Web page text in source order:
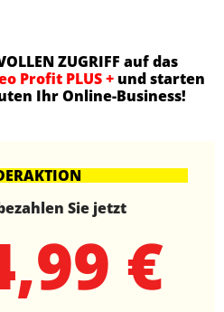
ZUGRIFF auf das
Profit PLUS + und starten
Ihr Online-Business!
Sie jetzt
€